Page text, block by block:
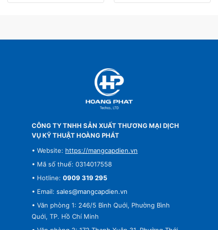
CÔNG TY TNHH SẢN XUẤT THƯƠNG MẠI DỊCH
VỤ KỸ THUẬT HOÀNG PHÁT
• Website: https://mangcapdien.vn
• Mã số thuế: 0314017558
• Hotline: 0909 319 295
• Email: sales@mangcapdien.vn
• Văn phòng 1: 246/5 Bình Quới, Phường Bình
Quới, TP. Hồ Chí Minh